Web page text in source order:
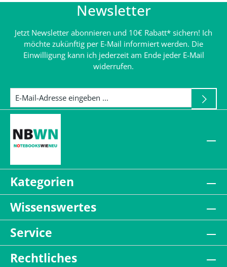
Newsletter
Jetzt Newsletter abonnieren und 10€ Rabatt* sichern! Ich
möchte zukünftig per E-Mail informiert werden. Die
Einwilligung kann ich jederzeit am Ende jeder E-Mail
widerrufen.
Kategorien
Wissenswertes
Service
Rechtliches